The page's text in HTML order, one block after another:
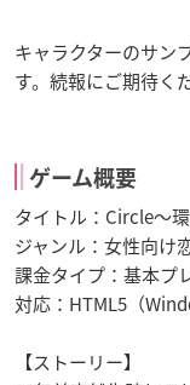
キャラクターのサン
す。続報にご期待く
ゲーム概要
タイトル：Circle～
ジャンル：女性向け
課金タイプ：基本プ
対応：HTML5（
【ストーリー】